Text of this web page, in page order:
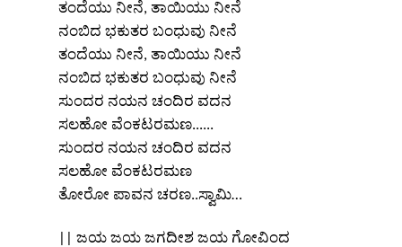
ತಂದೆಯು ನೀನೆ, ತಾಯಿಯು ನೀನೆ
ನಂಬಿದ ಭಕುತರ ಬಂಧುವು ನೀನೆ
ತಂದೆಯು ನೀನೆ, ತಾಯಿಯು ನೀನೆ
ನಂಬಿದ ಭಕುತರ ಬಂಧುವು ನೀನೆ
ಸುಂದರ ನಯನ ಚಂದಿರ ವದನ
ಸಲಹೋ ವೆಂಕಟರಮಣ......
ಸುಂದರ ನಯನ ಚಂದಿರ ವದನ
ಸಲಹೋ ವೆಂಕಟರಮಣ
ತೋರೋ ಪಾವನ ಚರಣ..ಸ್ವಾಮಿ…
|| ಜಯ ಜಯ ಜಗದೀಶ ಜಯ ಗೋವಿಂದ